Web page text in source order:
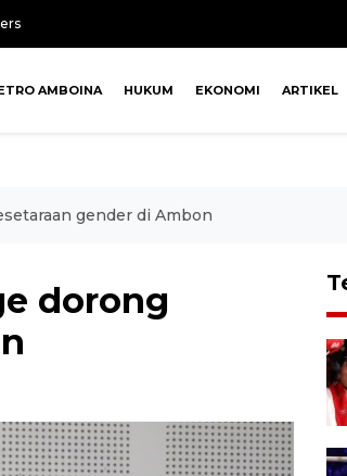
AMBOINA HUKUM EKONOMI ARTIKEL
gender di Ambon
dorong